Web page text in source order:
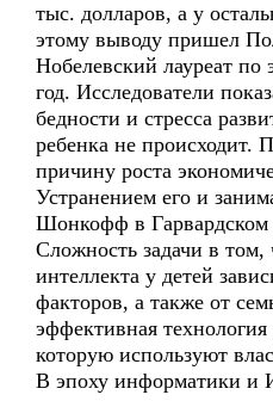
тыс. долларов, а у
этому выводу пришел
Нобелевский лауреат по
год. Исследователи
бедности и стресса
ребенка не происходит.
причину роста
Устранением его и
Шонкофф в Гарвардском
Сложность задачи в том,
интеллекта у детей
факторов, а также от
эффективная
которую используют
В эпоху информатики и